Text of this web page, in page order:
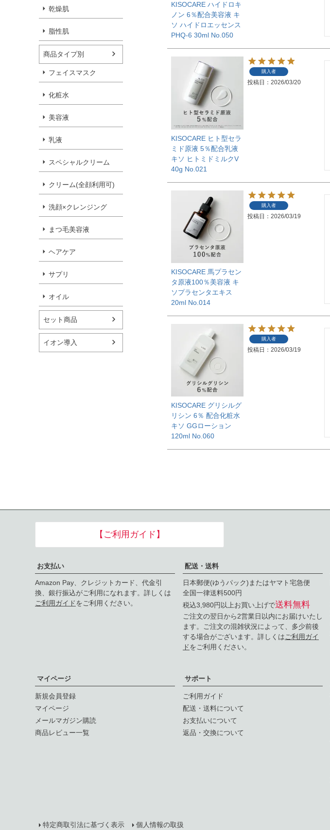
乾燥肌
脂性肌
商品タイプ別
フェイスマスク
化粧水
美容液
乳液
スペシャルクリーム
クリーム(全顔利用可)
洗顔×クレンジング
まつ毛美容液
ヘアケア
サプリ
オイル
セット商品
イオン導入
KISOCARE ハイドロキ
ノン 6％配合美容液 キ
ソ ハイドロエッセンス
PHQ-6 30ml No.050
KISOCARE ヒト型セラ
ミド原液 5％配合乳液
キソ ヒトミドミルクV
40g No.021
購入者
投稿日 2026/03/20
KISOCARE 馬プラセン
タ原液100％美容液 キ
ソプラセンタエキス
20ml No.014
購入者
投稿日 2026/03/19
KISOCARE グリシルグ
リシン 6％ 配合化粧水
キソ GGローション
120ml No.060
購入者
投稿日 2026/03/19
【ご利用ガイド】
お支払い
Amazon Pay、クレジットカード、代金引
換、銀行振込がご利用になれます。詳しくは
ご利用ガイドをご利用ください。
配送・送料
日本郵便(ゆうパック)またはヤマト宅急便
全国一律送料500円
税込3,980円以上お買い上げで送料無料
ご注文の翌日から2営業日以内にお届けいたし
ます。ご注文の混雑状況によって、多少前後
する場合がございます。詳しくはご利用ガイ
ドをご利用ください。
マイページ
新規会員登録
マイページ
メールマガジン購読
商品レビュー一覧
サポート
ご利用ガイド
配送・送料について
お支払いについて
返品・交換について
特定商取引法に基づく表示 個人情報の取扱